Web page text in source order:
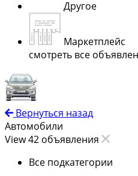
Другое
Маркетплейс
смотреть все
Вернуться назад
Автомобили
View 42 объявления
Все подкатегории